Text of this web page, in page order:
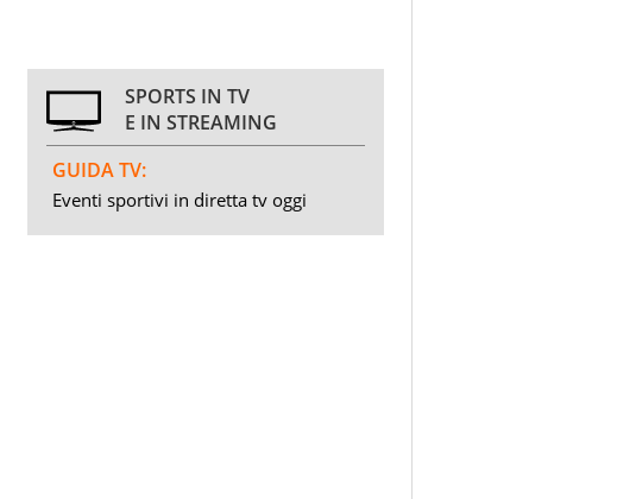
SPORTS IN TV
E IN STREAMING
GUIDA TV:
Eventi sportivi in diretta tv oggi